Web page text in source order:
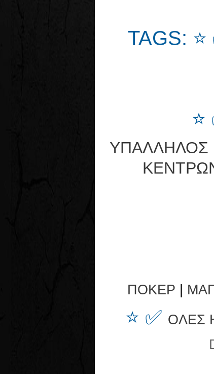
TAGS:
⭐
ΥΠΑΛΛΗΛΟΣ
ΠΟΚΕΡ
⭐ ✅ ΟΛΕΣ